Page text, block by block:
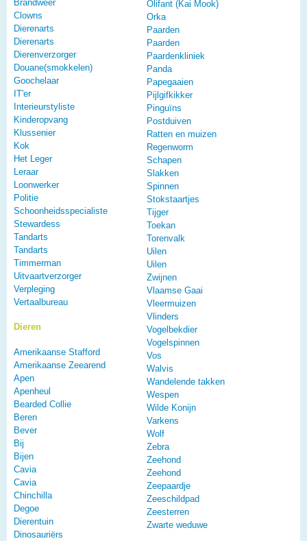
Brandweer
Clowns
Dierenarts
Dierenarts
Dierenverzorger
Douane(smokkelen)
Goochelaar
IT'er
Interieurstyliste
Kinderopvang
Klussenier
Kok
Het Leger
Leraar
Loonwerker
Politie
Schoonheidsspecialiste
Stewardess
Tandarts
Tandarts
Timmerman
Uitvaartverzorger
Verpleging
Vertaalbureau
Dieren
Amerikaanse Stafford
Amerikaanse Zeearend
Apen
Apenheul
Bearded Collie
Beren
Bever
Bij
Bijen
Cavia
Cavia
Chinchilla
Degoe
Dierentuin
Dinosauriërs
Olifant (Kai Mook)
Orka
Paarden
Paarden
Paardenkliniek
Panda
Papegaaien
Pijlgifkikker
Pinguïns
Postduiven
Ratten en muizen
Regenworm
Schapen
Slakken
Spinnen
Stokstaartjes
Tijger
Toekan
Torenvalk
Uilen
Uilen
Zwijnen
Vlaamse Gaai
Vleermuizen
Vlinders
Vogelbekdier
Vogelspinnen
Vos
Walvis
Wandelende takken
Wespen
Wilde Konijn
Varkens
Wolf
Zebra
Zeehond
Zeehond
Zeepaardje
Zeeschildpad
Zeesterren
Zwarte weduwe